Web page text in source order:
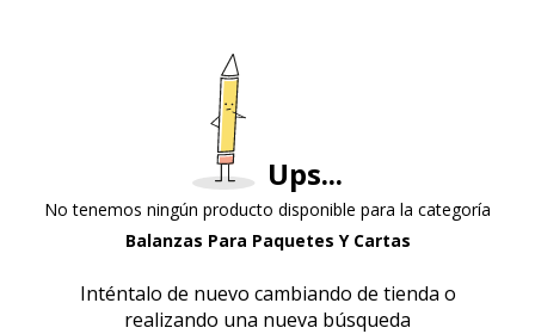
Ups...
No tenemos ningún producto disponible para la categoría
Balanzas Para Paquetes Y Cartas
Inténtalo de nuevo cambiando de tienda o
realizando una nueva búsqueda